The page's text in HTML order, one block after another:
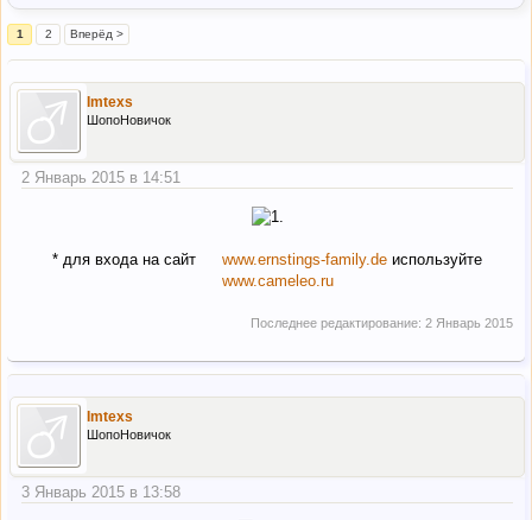
1 2 Вперёд >
Imtexs
ШопоНовичок
2 Январь 2015 в 14:51
* для входа на сайт www.ernstings-family.de используйте
www.cameleo.ru
Последнее редактирование: 2 Январь 2015
Imtexs
ШопоНовичок
3 Январь 2015 в 13:58